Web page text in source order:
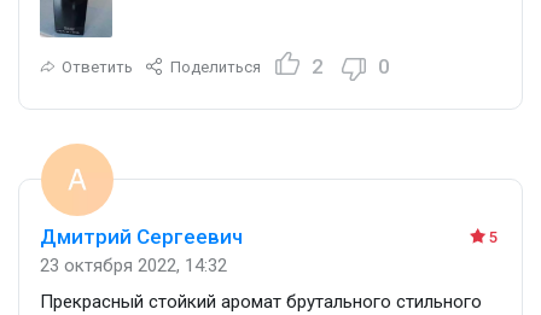
Ответить Поделиться 2 0
5
Дмитрий Сергеевич
23 октября 2022, 14:32
Прекрасный стойкий аромат брутального стильного